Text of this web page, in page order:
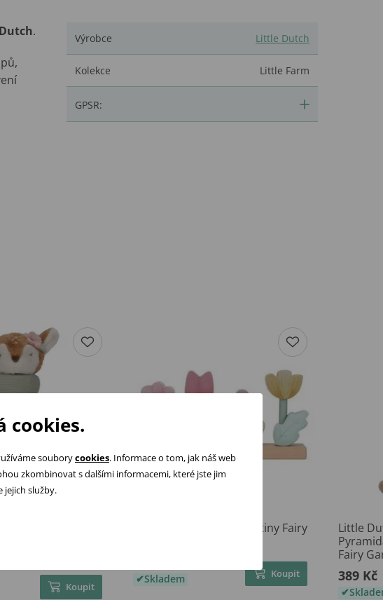
. Výrobce Little Dutch
Kolekce Little Farm
GPSR:
kroužky
Koupit
Little Dutch Skládací květiny Fairy
Skladem Koupit
Little
Fairy
389 Kč
cookies.
souborycookies. Informace o tom, jak náš web
zkombinovat s dalšími informacemi, které jste jim
jejich služby.